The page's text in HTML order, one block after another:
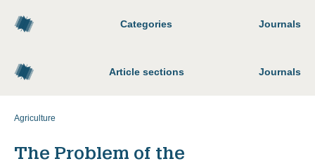
Categories Journals
Article sections Journals
Agriculture
The Problem of the